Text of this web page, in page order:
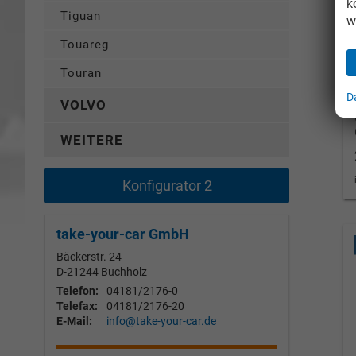
Tiguan
Touareg
Touran
VOLVO
WEITERE
Konfigurator 2
take-your-car GmbH
Bäckerstr. 24
D-21244 Buchholz
Telefon:
04181/2176-0
Telefax:
04181/2176-20
E-Mail:
info@take-your-car.de